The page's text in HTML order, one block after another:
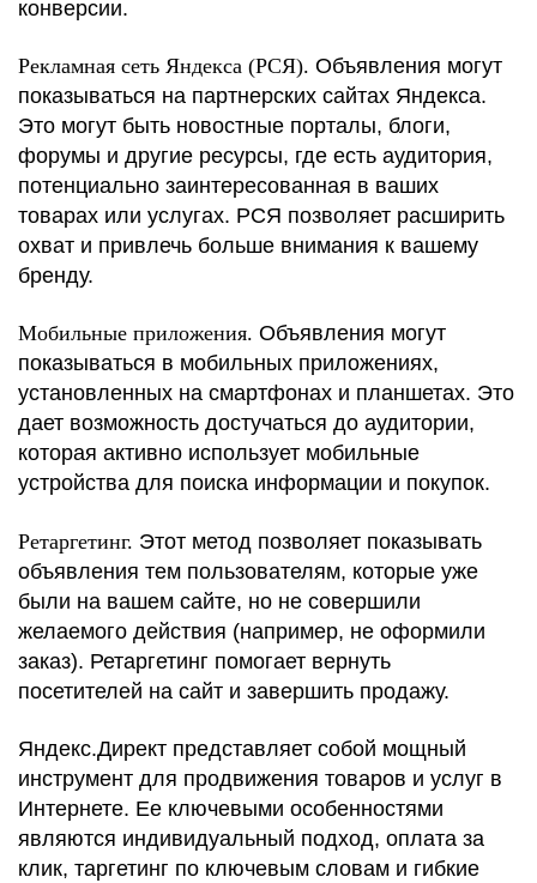
конверсии.
Рекламная сеть Яндекса (РСЯ). Объявления могут
показываться на партнерских сайтах Яндекса.
Это могут быть новостные порталы, блоги,
форумы и другие ресурсы, где есть аудитория,
потенциально заинтересованная в ваших
товарах или услугах. РСЯ позволяет расширить
охват и привлечь больше внимания к вашему
бренду.
Мобильные приложения. Объявления могут
показываться в мобильных приложениях,
установленных на смартфонах и планшетах. Это
дает возможность достучаться до аудитории,
которая активно использует мобильные
устройства для поиска информации и покупок.
Ретаргетинг. Этот метод позволяет показывать
объявления тем пользователям, которые уже
были на вашем сайте, но не совершили
желаемого действия (например, не оформили
заказ). Ретаргетинг помогает вернуть
посетителей на сайт и завершить продажу.
Яндекс.Директ представляет собой мощный
инструмент для продвижения товаров и услуг в
Интернете. Ее ключевыми особенностями
являются индивидуальный подход, оплата за
клик, таргетинг по ключевым словам и гибкие